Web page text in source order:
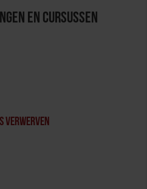
en Cursussen
verwerven